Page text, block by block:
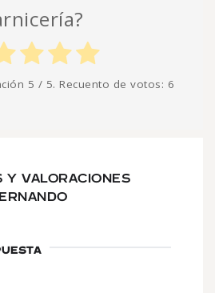
5 / 5. Recuento de votos: 6
Y VALORACIONES